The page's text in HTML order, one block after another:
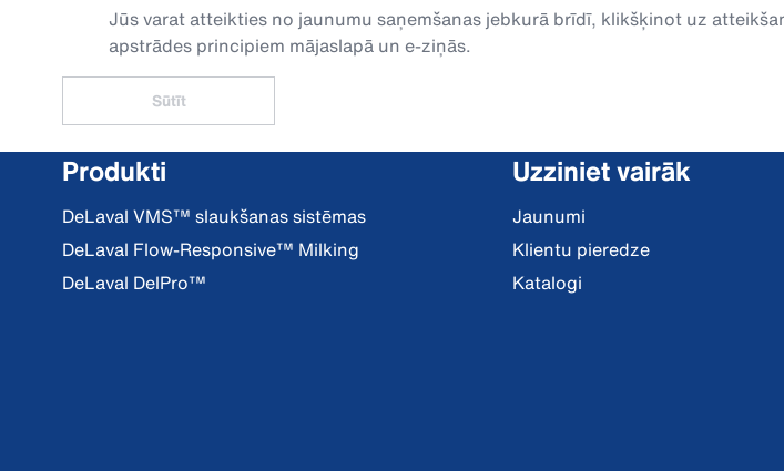
Jūs varat atteikties no jaunumu saņemšanas jebkurā brīdī, klikšķinot uz
apstrādes principiem mājaslapā un e-ziņās.
Sūtīt
Produkti
DeLaval VMS™ slaukšanas sistēmas
DeLaval Flow-Responsive™ Milking
DeLaval DelPro™
Uzziniet vairāk
Jaunumi
Klientu pieredze
Katalogi